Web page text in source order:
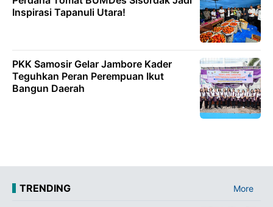
Inspirasi Tapanuli Utara!
PKK Samosir Gelar Jambore Kader
Teguhkan Peran Perempuan Ikut
Bangun Daerah
TRENDING More